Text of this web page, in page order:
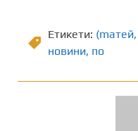
Етикети: (maтей,
новини, по